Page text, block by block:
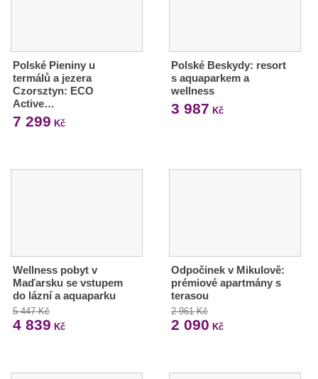
Polské Pieniny u
termálů a jezera
Czorsztyn: ECO
Active…
7 299 Kč
Polské Beskydy: resort
s aquaparkem a
wellness
3 987 Kč
Wellness pobyt v
Maďarsku se vstupem
do lázní a aquaparku
5 447 Kč
4 839 Kč
Odpočinek v Mikulově:
prémiové apartmány s
terasou
2 961 Kč
2 090 Kč